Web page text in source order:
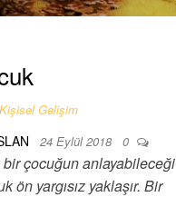
Kişisel Gelişim
24 Eylül 2018 0
çocuğun anlayabileceği
ön yargısız yaklaşır. Bir